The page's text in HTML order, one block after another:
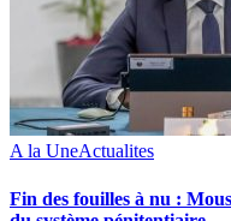
A la UneActualites
Fin des fouilles à nu :